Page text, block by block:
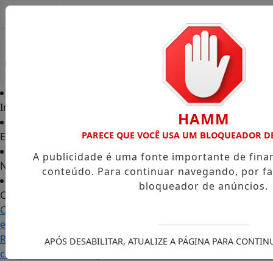
Início
Edições
Notícias
Contato
Carol Monteiro: trajetória política ganha destaque
em Porto Grande com atuação voltada ao município
Receita Federal anuncia mudanças no programa de
compras no exterior para evitar entrada de
HAMM
PARECE QUE VOCÊ USA UM BLOQUEADOR
A publicidade é uma fonte importante de
conteúdo. Para continuar navegando, por
bloqueador de anúncios.
APÓS DESABILITAR, ATUALIZE A PÁGINA PARA